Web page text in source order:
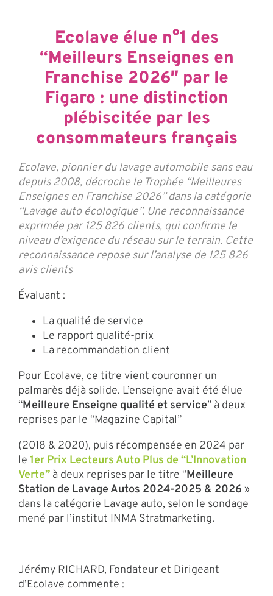
Ecolave élue n°1 des
“Meilleurs Enseignes en
Franchise 2026″ par le
Figaro : une distinction
plébiscitée par les
consommateurs français
Ecolave, pionnier du lavage automobile sans eau
depuis 2008, décroche le Trophée “Meilleures
Enseignes en Franchise 2026” dans la catégorie
“Lavage auto écologique”. Une reconnaissance
exprimée par 125 826 clients, qui confirme le
niveau d’exigence du réseau sur le terrain. Cette
reconnaissance repose sur l’analyse de 125 826
avis clients
Évaluant :
La qualité de service
Le rapport qualité-prix
La recommandation client
Pour Ecolave, ce titre vient couronner un
palmarès déjà solide. L’enseigne avait été élue
“Meilleure Enseigne qualité et service” à deux
reprises par le “Magazine Capital”
(2018 & 2020), puis récompensée en 2024 par
le 1er Prix Lecteurs Auto Plus de “L’Innovation
Verte” à deux reprises par le titre “Meilleure
Station de Lavage Autos 2024-2025 & 2026 »
dans la catégorie Lavage auto, selon le sondage
mené par l’institut INMA Stratmarketing.
Jérémy RICHARD, Fondateur et Dirigeant
d’Ecolave commente :